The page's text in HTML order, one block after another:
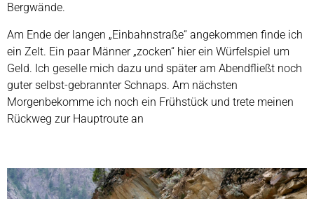
Bergwände.
Am Ende der langen „Einbahnstraße“ angekommen finde ich
ein Zelt. Ein paar Männer „zocken“ hier ein Würfelspiel um
Geld. Ich geselle mich dazu und später am Abendfließt noch
guter selbst-gebrannter Schnaps. Am nächsten
Morgenbekomme ich noch ein Frühstück und trete meinen
Rückweg zur Hauptroute an